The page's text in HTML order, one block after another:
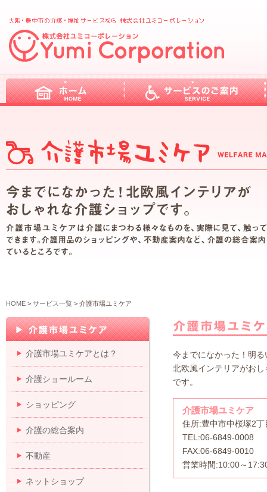
HOME > サービス一覧 > 介護市場ユミケア
今までになかった！明
北欧風インテリアがお
です。
介護市場ユミケア
住所:豊中市中桜塚2
TEL:06-6849-0008
FAX:06-6849-0010
営業時間:10:00～
介護市場ユミケアとは？
介護ショールーム
ショッピング
介護の総合案内
不動産
ネットショップ